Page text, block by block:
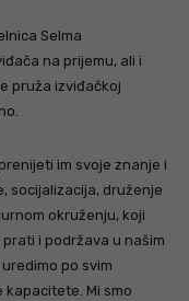
Selma
na prijemu, ali i
pruža izviđačkoj
im svoje znanje i
socijalizacija, druženje
okruženju, koji
i podržava u našim
po svim
Mi smo